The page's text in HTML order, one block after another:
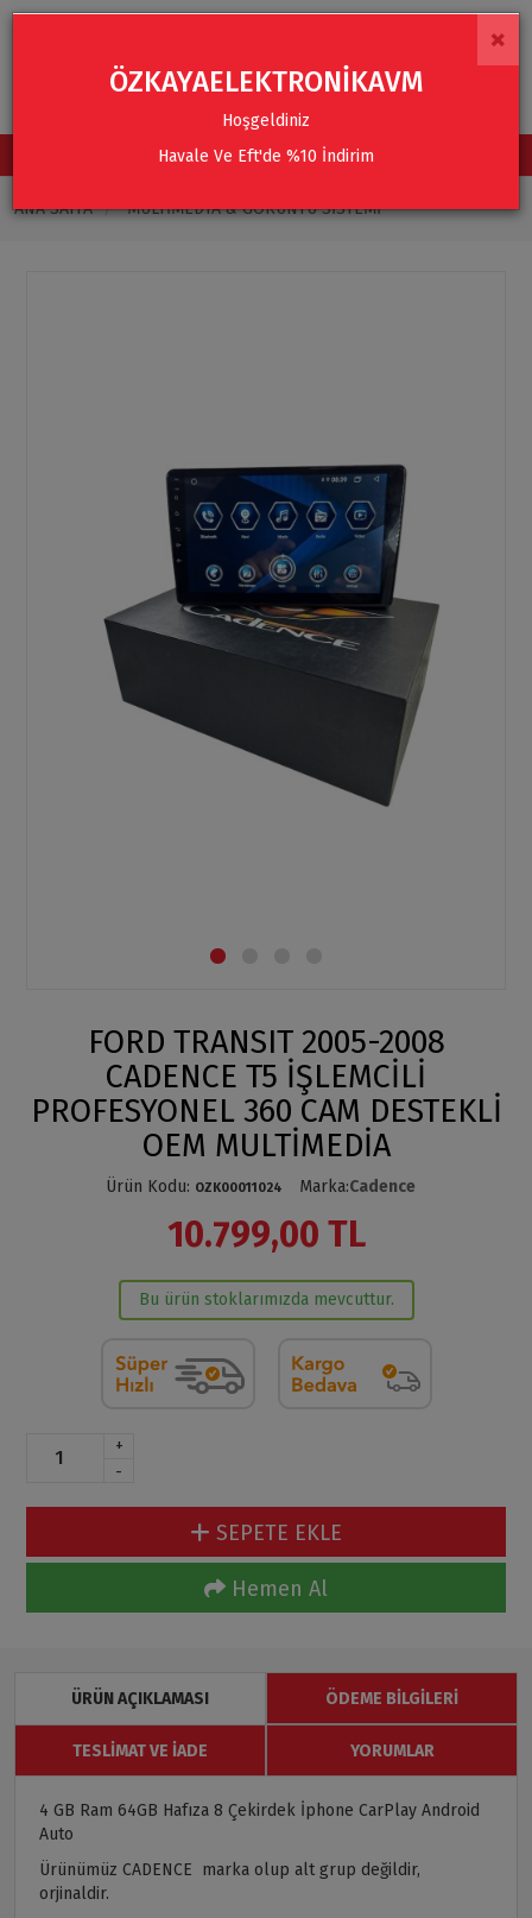
TÜM KATEGORİLER
ANA SAYFA MULTIMEDYA & GÖRÜNTÜ SISTEMI
FORD TRANSIT 2005-2008
CADENCE T5 İŞLEMCİLİ
PROFESYONEL 360 CAM DESTEKLİ
OEM MULTİMEDİA
Ürün Kodu: OZK00011024 Marka:Cadence
10.799,00 TL
Bu ürün stoklarımızda mevcuttur.
+
-
SEPETE EKLE
Hemen Al
ÜRÜN AÇIKLAMASI ÖDEME BILGILERI
TESLIMAT VE İADE YORUMLAR
4 GB Ram 64GB Hafıza 8 Çekirdek İphone CarPlay Android
Auto
Ürünümüz CADENCE marka olup alt grup değildir,
orjinaldir.
×
ÖZKAYAELEKTRONİKAVM
Hoşgeldiniz
Havale Ve Eft'de %10 İndirim